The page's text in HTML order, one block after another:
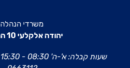
משרדי הנהלה
יהודה אלקלעי 10 הרצליה
שעות קבלה: א'-ה' 08:30 - 15:30